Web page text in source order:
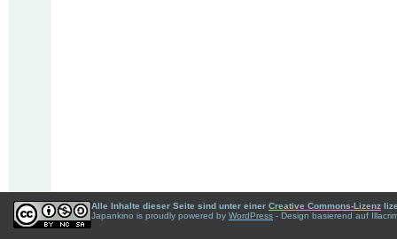
Alle Inhalte dieser Seite sind unter einer Creative Commons-Lizenz
Japankino is proudly powered by WordPress - Design basierend auf